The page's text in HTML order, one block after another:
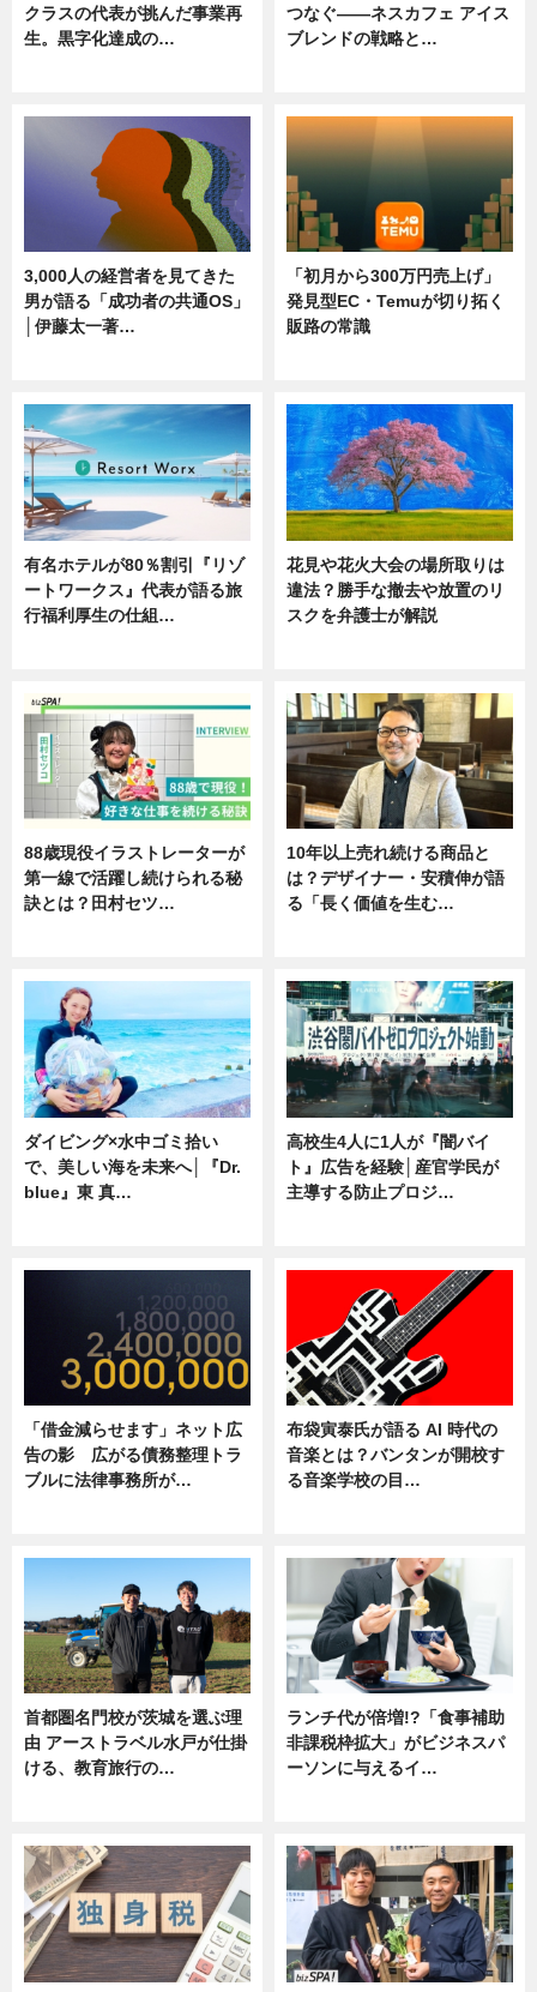
クラスの代表が挑んだ事業再
生。黒字化達成の…
つなぐ――ネスカフェ アイス
ブレンドの戦略と…
3,000人の経営者を見てきた
男が語る「成功者の共通OS」
│伊藤太一著…
「初月から300万円売上げ」
発見型EC・Temuが切り拓く
販路の常識
有名ホテルが80％割引『リゾ
ートワークス』代表が語る旅
行福利厚生の仕組…
花見や花火大会の場所取りは
違法？勝手な撤去や放置のリ
スクを弁護士が解説
88歳現役イラストレーターが
第一線で活躍し続けられる秘
訣とは？田村セツ…
10年以上売れ続ける商品と
は？デザイナー・安積伸が語
る「長く価値を生む…
ダイビング×水中ゴミ拾い
で、美しい海を未来へ│『Dr.
blue』東 真…
高校生4人に1人が『闇バイ
ト』広告を経験│産官学民が
主導する防止プロジ…
「借金減らせます」ネット広
告の影 広がる債務整理トラ
ブルに法律事務所が…
布袋寅泰氏が語る AI 時代の
音楽とは？バンタンが開校す
る音楽学校の目…
首都圏名門校が茨城を選ぶ理
由 アーストラベル水戸が仕掛
ける、教育旅行の…
ランチ代が倍増!?「食事補助
非課税枠拡大」がビジネスパ
ーソンに与えるイ…